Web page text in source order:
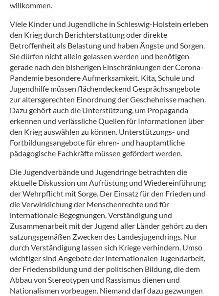
willkommen.
Viele Kinder und Jugendliche in Schleswig-Holstein erleben
den Krieg durch Berichterstattung oder direkte
Betroffenheit als Belastung und haben Ängste und Sorgen.
Sie dürfen nicht allein gelassen werden und benötigen
gerade nach den bisherigen Einschränkungen der Corona-
Pandemie besondere Aufmerksamkeit. Kita, Schule und
Jugendhilfe müssen flächendeckend Gesprächsangebote
zur altersgerechten Einordnung der Geschehnisse machen.
Dazu gehört auch die Unterstützung, um Propaganda
erkennen und verlässliche Quellen für Informationen über
den Krieg auswählen zu können. Unterstützungs- und
Fortbildungsangebote für ehren- und hauptamtliche
pädagogische Fachkräfte müssen gefördert werden.
Die Jugendverbände und Jugendringe betrachten die
aktuelle Diskussion um Aufrüstung und Wiedereinführung
der Wehrpflicht mit Sorge. Der Einsatz für den Frieden und
die Verwirklichung der Menschenrechte und für
internationale Begegnungen, Verständigung und
Zusammenarbeit mit der Jugend aller Länder gehört zu den
satzungsgemäßen Zwecken des Landesjugendrings. Nur
durch Verständigung lassen sich Kriege verhindern. Umso
wichtiger sind Angebote der internationalen Jugendarbeit,
der Friedensbildung und der politischen Bildung, die dem
Abbau von Stereotypen und Rassismus dienen und
Nationalismen vorbeugen. Niemand darf dazu gezwungen